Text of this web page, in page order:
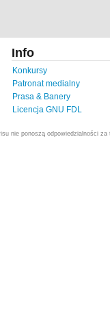
Info
Konkursy
Patronat medialny
Prasa & Banery
Licencja GNU FDL
nie ponoszą odpowiedzialności